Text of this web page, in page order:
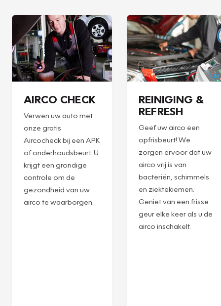
AIRCO CHECK
Verwen uw auto met
onze gratis
Aircocheck bij een APK
of onderhoudsbeurt. U
krijgt een grondige
controle om de
gezondheid van uw
airco te waarborgen.
REINIGING &
REFRESH
Geef uw airco een
opfrisbeurt! We
zorgen ervoor dat uw
airco vrij is van
bacteriën, schimmels
en ziektekiemen.
Geniet van een frisse
geur elke keer als u de
airco inschakelt.